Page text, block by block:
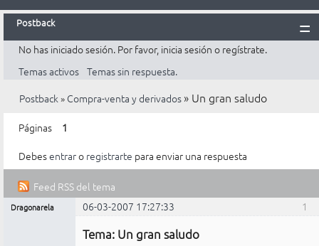
Postback
Inicio
Postback
Reglas
Búsqueda
Entrar
No has iniciado sesión. Por favor, inicia sesión o regístrate.
Temas activos Temas sin respuesta.
Postback» Compra-venta y derivados » Un gran saludo
Páginas
1
Debesentraro registrarte para enviar una respuesta
Feed RSS del tema
1
Dragonarela 06-03-2007 17:27:33
Tema: Un gran saludo